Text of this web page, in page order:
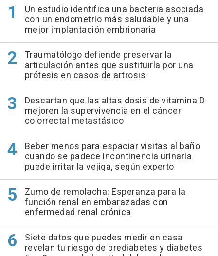
Un estudio identifica una bacteria asociada
con un endometrio más saludable y una
mejor implantación embrionaria
Traumatólogo defiende preservar la
articulación antes que sustituirla por una
prótesis en casos de artrosis
Descartan que las altas dosis de vitamina D
mejoren la supervivencia en el cáncer
colorrectal metastásico
Beber menos para espaciar visitas al baño
cuando se padece incontinencia urinaria
puede irritar la vejiga, según experto
Zumo de remolacha: Esperanza para la
función renal en embarazadas con
enfermedad renal crónica
Siete datos que puedes medir en casa
revelan tu riesgo de prediabetes y diabetes